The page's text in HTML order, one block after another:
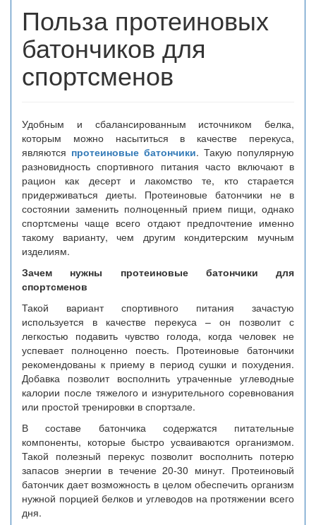
Польза протеиновых
батончиков для
спортсменов
Удобным и сбалансированным источником белка,
которым можно насытиться в качестве перекуса,
являются протеиновые батончики. Такую популярную
разновидность спортивного питания часто включают в
рацион как десерт и лакомство те, кто старается
придерживаться диеты. Протеиновые батончики не в
состоянии заменить полноценный прием пищи, однако
спортсмены чаще всего отдают предпочтение именно
такому варианту, чем другим кондитерским мучным
изделиям.
Зачем нужны протеиновые батончики для
спортсменов
Такой вариант спортивного питания зачастую
используется в качестве перекуса – он позволит с
легкостью подавить чувство голода, когда человек не
успевает полноценно поесть. Протеиновые батончики
рекомендованы к приему в период сушки и похудения.
Добавка позволит восполнить утраченные углеводные
калории после тяжелого и изнурительного соревнования
или простой тренировки в спортзале.
В составе батончика содержатся питательные
компоненты, которые быстро усваиваются организмом.
Такой полезный перекус позволит восполнить потерю
запасов энергии в течение 20-30 минут. Протеиновый
батончик дает возможность в целом обеспечить организм
нужной порцией белков и углеводов на протяжении всего
дня.